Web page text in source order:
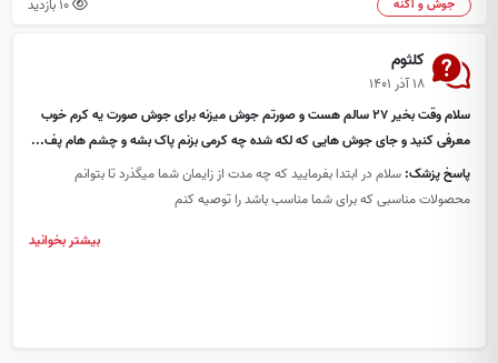
جوش و آکنه 10 بازدید
کلثوم
۱۸ آذر ۱۴۰۱
سلام وقت بخیر 27 سالم هست و صورتم جوش میزنه برای جوش صورت یه کرم خوب
معرفی کنید و جای جوش هایی که لکه شده چه کرمی بزنم پاک بشه و چشم هام پف...
پاسخ پزشک: سلام در ابتدا بفرمایید که چه مدت از زایمان شما میگذرد تا بتوانم
محصولات مناسبی که برای شما مناسب باشد را توصیه کنم
بیشتر بخوانید